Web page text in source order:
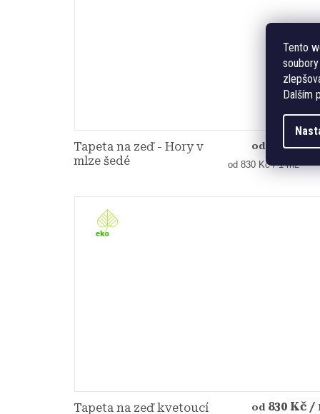
Tento
Dalším
Tapeta na zeď - Hory v
mlze šedé
od 830 Kč/
Měrná
od 830 Kč / 1 m2
Tapeta na zeď kvetoucí
od 830 Kč /